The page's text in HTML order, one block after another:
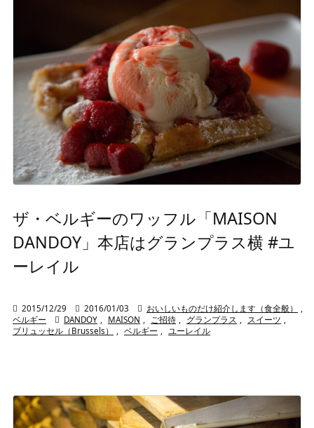
ザ・ベルギーのワッフル「MAISON
DANDOY」本店はグランプラス横 #ユ
ーレイル
 2015/12/29  2016/01/03  おいしいものだけ紹介します（食全般）
,
ベルギー
 DANDOY , MAISON , ご招待 , グランプラス , スイーツ ,
ブリュッセル（Brussels）
, ベルギー , ユーレイル